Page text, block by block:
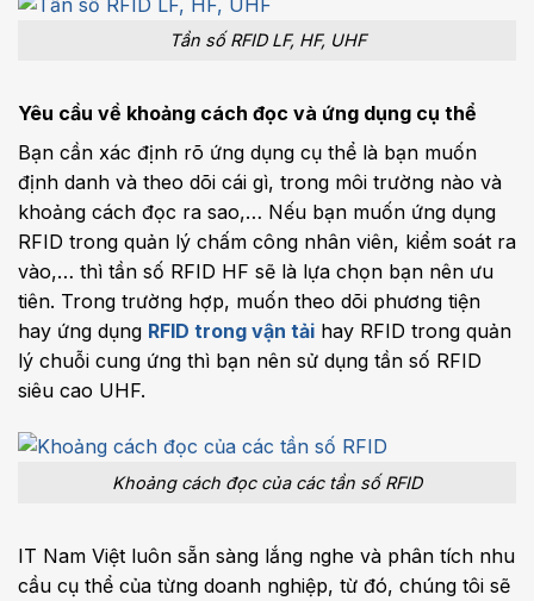
Tần số RFID LF, HF, UHF
Yêu cầu về khoảng cách đọc và ứng dụng cụ thể
Bạn cần xác định rõ ứng dụng cụ thể là bạn muốn
định danh và theo dõi cái gì, trong môi trường nào và
khoảng cách đọc ra sao,… Nếu bạn muốn ứng dụng
RFID trong quản lý chấm công nhân viên, kiểm soát ra
vào,… thì tần số RFID HF sẽ là lựa chọn bạn nên ưu
tiên. Trong trường hợp, muốn theo dõi phương tiện
hay ứng dụng RFID trong vận tải hay RFID trong quản
lý chuỗi cung ứng thì bạn nên sử dụng tần số RFID
siêu cao UHF.
Khoảng cách đọc của các tần số RFID
IT Nam Việt luôn sẵn sàng lắng nghe và phân tích nhu
cầu cụ thể của từng doanh nghiệp, từ đó, chúng tôi sẽ